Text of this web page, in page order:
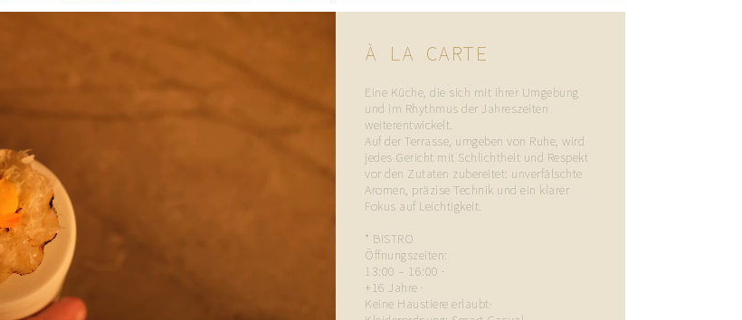
À LA CARTE
Eine Küche, die sich mit ihrer Umgebung
und im Rhythmus der Jahreszeiten
weiterentwickelt.
Auf der Terrasse, umgeben von Ruhe, wird
jedes Gericht mit Schlichtheit und Respekt
vor den Zutaten zubereitet: unverfälschte
Aromen, präzise Technik und ein klarer
Fokus auf Leichtigkeit.
* BISTRO
Öffnungszeiten:
13:00 – 16:00 ·
+16 Jahre ·
Keine Haustiere erlaubt·